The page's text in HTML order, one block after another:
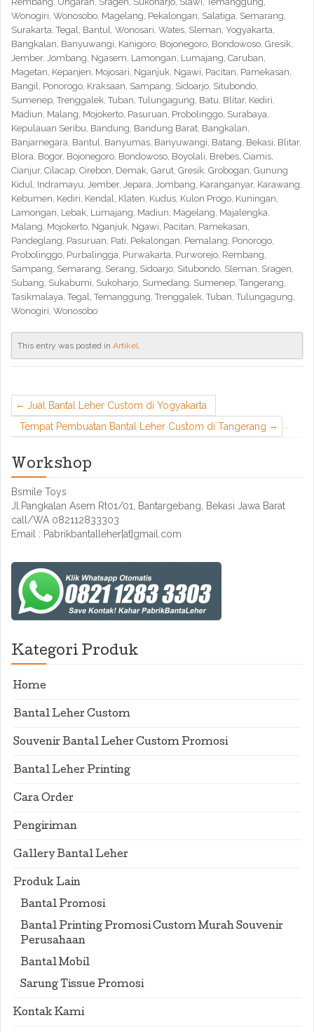
Wonogiri, Wonosobo, Magelang, Pekalongan, Salatiga, Semarang,
Surakarta, Tegal, Bantul, Wonosari, Wates, Sleman, Yogyakarta,
Bangkalan, Banyuwangi, Kanigoro, Bojonegoro, Bondowoso, Gresik,
Jember, Jombang, Ngasem, Lamongan, Lumajang, Caruban,
Magetan, Kepanjen, Mojosari, Nganjuk, Ngawi, Pacitan, Pamekasan,
Bangil, Ponorogo, Kraksaan, Sampang, Sidoarjo, Situbondo,
Sumenep, Trenggalek, Tuban, Tulungagung, Batu, Blitar, Kediri,
Madiun, Malang, Mojokerto, Pasuruan, Probolinggo, Surabaya,
Kepulauan Seribu, Bandung, Bandung Barat, Bangkalan,
Banjarnegara, Bantul, Banyumas, Banyuwangi, Batang, Bekasi, Blitar,
Blora, Bogor, Bojonegoro, Bondowoso, Boyolali, Brebes, Ciamis,
Cianjur, Cilacap, Cirebon, Demak, Garut, Gresik, Grobogan, Gunung
Kidul, Indramayu, Jember, Jepara, Jombang, Karanganyar, Karawang,
Kebumen, Kediri, Kendal, Klaten, Kudus, Kulon Progo, Kuningan,
Lamongan, Lebak, Lumajang, Madiun, Magelang, Majalengka,
Malang, Mojokerto, Nganjuk, Ngawi, Pacitan, Pamekasan,
Pandeglang, Pasuruan, Pati, Pekalongan, Pemalang, Ponorogo,
Probolinggo, Purbalingga, Purwakarta, Purworejo, Rembang,
Sampang, Semarang, Serang, Sidoarjo, Situbondo, Sleman, Sragen,
Subang, Sukabumi, Sukoharjo, Sumedang, Sumenep, Tangerang,
Tasikmalaya, Tegal, Temanggung, Trenggalek, Tuban, Tulungagung,
Wonogiri, Wonosobo
This entry was posted in Artikel.
Jual Bantal Leher Custom di Yogyakarta
Tempat Pembuatan Bantal Leher Custom di Tangerang
Workshop
Bsmile Toys
Jl.Pangkalan Asem Rt01/01, Bantargebang, Bekasi Jawa Barat
call/WA 082112833303
Email : Pabrikbantalleher[at]gmail.com
Kategori Produk
Home
Bantal Leher Custom
Souvenir Bantal Leher Custom Promosi
Bantal Leher Printing
Cara Order
Pengiriman
Gallery Bantal Leher
Produk Lain
Bantal Promosi
Bantal Printing Promosi Custom Murah Souvenir
Perusahaan
Bantal Mobil
Sarung Tissue Promosi
Kontak Kami